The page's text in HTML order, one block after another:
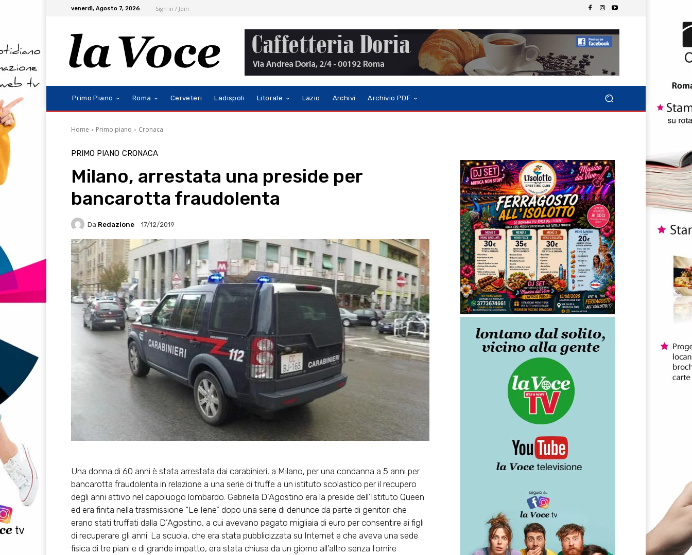
venerdì, Agosto 7, 2026 Sign in / Join
Primo Piano Roma Cerveteri Ladispoli Litorale Lazio Archivi Archivio PDF
Home Primo piano Cronaca
PRIMO PIANO CRONACA
Milano, arrestata una preside per
bancarotta fraudolenta
Da Redazione 17/12/2019
Una donna di 60 anni è stata arrestata dai carabinieri, a Milano, per una condanna a 5 anni per
bancarotta fraudolenta in relazione a una serie di truffe a un istituto scolastico per il recupero
degli anni attivo nel capoluogo lombardo. Gabriella D’Agostino era la preside dell’Istituto Queen
ed era finita nella trasmissione “Le Iene” dopo una serie di denunce da parte di genitori che
erano stati truffati dalla D’Agostino, a cui avevano pagato migliaia di euro per consentire ai figli
di recuperare gli anni. La scuola, che era stata pubblicizzata su Internet e che aveva una sede
fisica di tre piani e di grande impatto, era stata chiusa da un giorno all’altro senza fornire